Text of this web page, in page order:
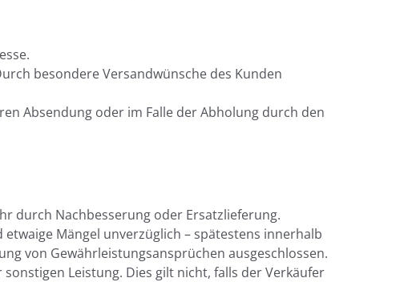
besondere Versandwünsche des Kunden
Absendung oder im Falle der Abholung durch den
durch Nachbesserung oder Ersatzlieferung.
Mängel unverzüglich – spätestens innerhalb
von Gewährleistungsansprüchen ausgeschlossen.
Leistung. Dies gilt nicht, falls der Verkäufer